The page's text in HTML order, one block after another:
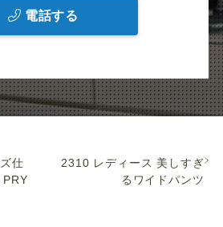
電話する
仕
PRY
2310 レディース 美しすぎ
るワイドパンツ